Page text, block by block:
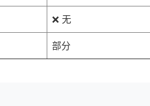
❌ 无
部分